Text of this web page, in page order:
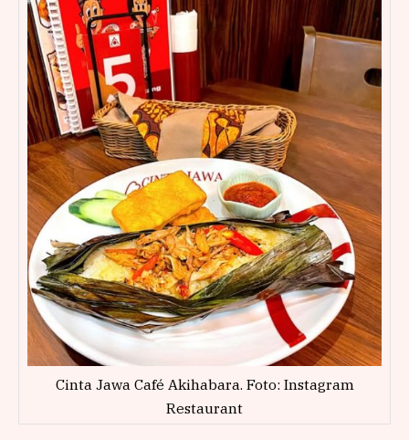
Cinta Jawa Café Akihabara. Foto: Instagram
Restaurant